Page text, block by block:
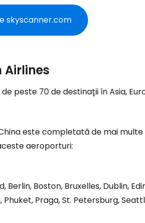
skyscanner.com
Airlines
peste 70 de destinații în Asia,
este completată de mai
aeroporturi:
Berlin, Boston, Bruxelles, Dublin,
Phuket, Praga, St. Petersburg,